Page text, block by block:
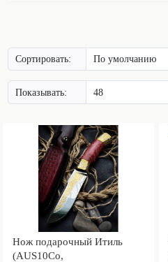
Сортировать:
Показывать:
Нож подарочный Итиль
(AUS10Co,